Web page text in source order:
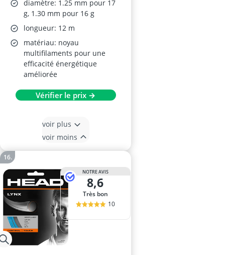
diamètre: 1.25 mm pour 17
g, 1.30 mm pour 16 g
longueur: 12 m
matériau: noyau
multifilaments pour une
efficacité énergétique
améliorée
Vérifier le prix →
voir plus
voir moins
NOTRE AVIS
8,6
Très bon
10